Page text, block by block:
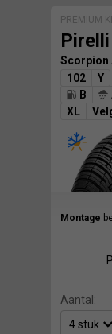
PREMIUM
Pirelli
Scorpion
102
Y
B
XL
Montage
Aantal: